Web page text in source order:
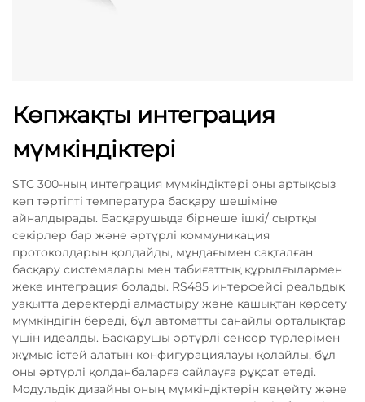
Көпжақты интеграция
мүмкіндіктері
STC 300-ның интеграция мүмкіндіктері оны артықсыз
көп тәртіпті температура басқару шешіміне
айналдырады. Басқарушыда бірнеше ішкі/ сыртқы
секірлер бар және әртүрлі коммуникация
протоколдарын қолдайды, мұндағымен сақталған
басқару системалары мен табиғаттық құрылғылармен
жеке интеграция болады. RS485 интерфейсі реальдық
уақытта деректерді алмастыру және қашықтан көрсету
мүмкіндігін береді, бұл автоматты санайлы орталықтар
үшін идеалды. Басқарушы әртүрлі сенсор түрлерімен
жұмыс істей алатын конфигурациялауы қолайлы, бұл
оны әртүрлі қолданбаларға сайлауға рұқсат етеді.
Модульдік дизайны оның мүмкіндіктерін кеңейту және